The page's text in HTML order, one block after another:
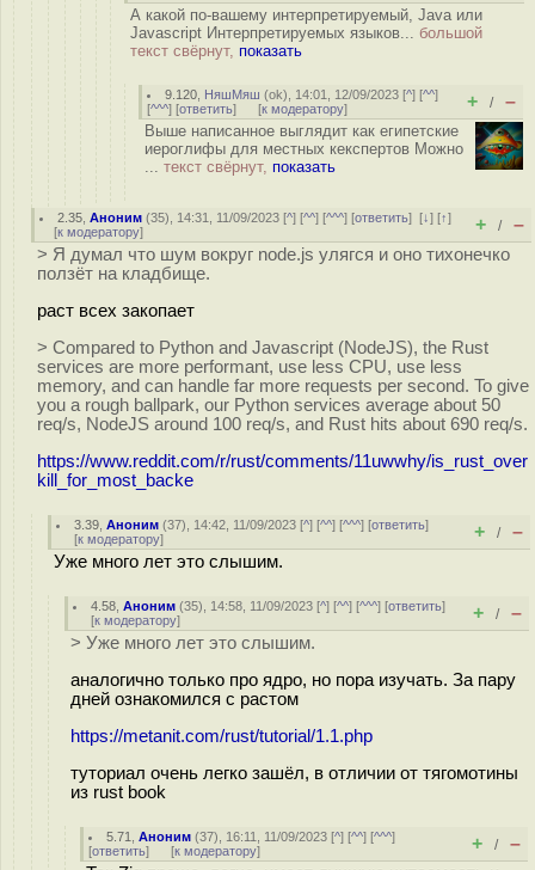
А какой по-вашему интерпретируемый, Java или
Javascript Интерпретируемых языков... большой
текст свёрнут, показать
9.120 НяшМяш (ok), 14:01, 12/09/2023 [^] [^^]
[^^^] [ответить] [к модератору] + / –
Выше написанное выглядит как египетские
иероглифы для местных кекспертов Можно
... текст свёрнут, показать
2.35 ,Аноним (35), 14:31, 11/09/2023 [^] [^^] [^^^] [ответить][↓] [↑]
[к модератору] + / –
> Я думал что шум вокруг node.js улягся и оно тихонечко
ползёт на кладбище.
раст всех закопает
> Compared to Python and Javascript (NodeJS), the Rust
services are more performant, use less CPU, use less
memory, and can handle far more requests per second. To give
you a rough ballpark, our Python services average about 50
req/s, NodeJS around 100 req/s, and Rust hits about 690 req/s.
https://www.reddit.com/r/rust/comments/11uwwhy/is_rust_over
kill_for_most_backe
3.39 ,Аноним (37), 14:42, 11/09/2023 [^] [^^] [^^^] [ответить]
[к модератору] + / –
Уже много лет это слышим.
4.58 ,Аноним (35), 14:58, 11/09/2023 [^] [^^] [^^^] [ответить]
[к модератору] + / –
> Уже много лет это слышим.
аналогично только про ядро, но пора изучать. За пару
дней ознакомился с растом
https://metanit.com/rust/tutorial/1.1.php
туториал очень легко зашёл, в отличии от тягомотины
из rust book
5.71 ,Аноним (37), 16:11, 11/09/2023 [^] [^^] [^^^]
[ответить] [к модератору] + / –